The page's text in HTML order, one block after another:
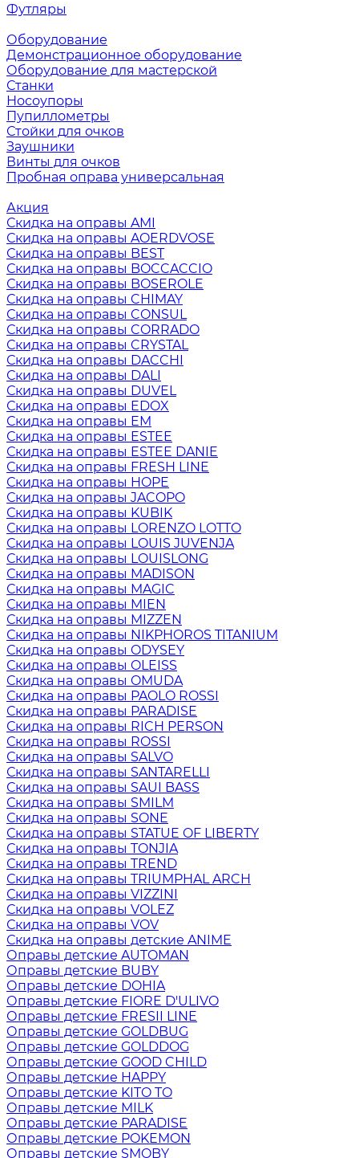
Футляры
Оборудование
Демонстрационное оборудование
Оборудование для мастерской
Станки
Носоупоры
Пупиллометры
Стойки для очков
Заушники
Винты для очков
Пробная оправа универсальная
Акция
Скидка на оправы AMI
Скидка на оправы AOERDVOSE
Скидка на оправы BEST
Скидка на оправы BOCCACCIO
Скидка на оправы BOSEROLE
Скидка на оправы CHIMAY
Скидка на оправы CONSUL
Скидка на оправы CORRADO
Скидка на оправы CRYSTAL
Скидка на оправы DACCHI
Скидка на оправы DALI
Скидка на оправы DUVEL
Скидка на оправы EDOX
Скидка на оправы EM
Скидка на оправы ESTEE
Скидка на оправы ESTEE DANIE
Скидка на оправы FRESH LINE
Скидка на оправы HOPE
Скидка на оправы JACOPO
Скидка на оправы KUBIK
Скидка на оправы LORENZO LOTTO
Скидка на оправы LOUIS JUVENJA
Скидка на оправы LOUISLONG
Скидка на оправы MADISON
Скидка на оправы MAGIC
Скидка на оправы MIEN
Скидка на оправы MIZZEN
Скидка на оправы NIKPHOROS TITANIUM
Скидка на оправы ODYSEY
Скидка на оправы OLEISS
Скидка на оправы OMUDA
Скидка на оправы PAOLO ROSSI
Скидка на оправы PARADISE
Скидка на оправы RICH PERSON
Скидка на оправы ROSSI
Скидка на оправы SALVO
Скидка на оправы SANTARELLI
Скидка на оправы SAUI BASS
Скидка на оправы SMILM
Скидка на оправы SONE
Скидка на оправы STATUE OF LIBERTY
Скидка на оправы TONJIA
Скидка на оправы TREND
Скидка на оправы TRIUMPHAL ARCH
Скидка на оправы VIZZINI
Скидка на оправы VOLEZ
Скидка на оправы VOV
Скидка на оправы детские ANIME
Оправы детские AUTOMAN
Оправы детские BUBY
Оправы детские DOHIA
Оправы детские FIORE D'ULIVO
Оправы детские FRESII LINE
Оправы детские GOLDBUG
Оправы детские GOLDDOG
Оправы детские GOOD CHILD
Оправы детские HAPPY
Оправы детские KITO TO
Оправы детские MILK
Оправы детские PARADISE
Оправы детские POKEMON
Оправы детские SMOBY